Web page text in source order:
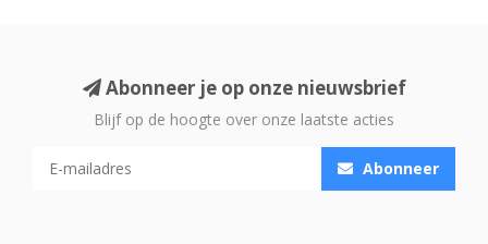
Abonneer je op onze nieuwsbrief
Blijf op de hoogte over onze laatste acties
Abonneer